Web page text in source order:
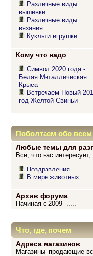
Различные виды
вышивки
Различные виды
вязания
Куклы и игрушки
Кому что надо
Символ 2020 года -
Белая Металлическая
Крыса
Встречаем Новый
год Желтой Свиньи
Поболтаем обо всем
Любые темы для
Все, что нас
Поздравления
В мире животных
Архив форума
Начиная с 2009 -.....
Что, где, почем
Адреса магазинов
Магазины, продающие